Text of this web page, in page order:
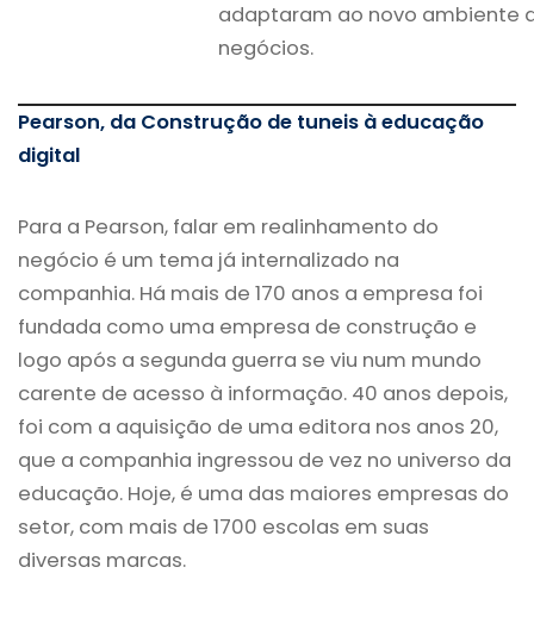
adaptaram ao novo ambiente
negócios.
Pearson, da Construção de tuneis à educação
digital
Para a Pearson, falar em realinhamento do
negócio é um tema já internalizado na
companhia. Há mais de 170 anos a empresa foi
fundada como uma empresa de construção e
logo após a segunda guerra se viu num mundo
carente de acesso à informação. 40 anos depois,
foi com a aquisição de uma editora nos anos 20,
que a companhia ingressou de vez no universo da
educação. Hoje, é uma das maiores empresas do
setor, com mais de 1700 escolas em suas
diversas marcas.